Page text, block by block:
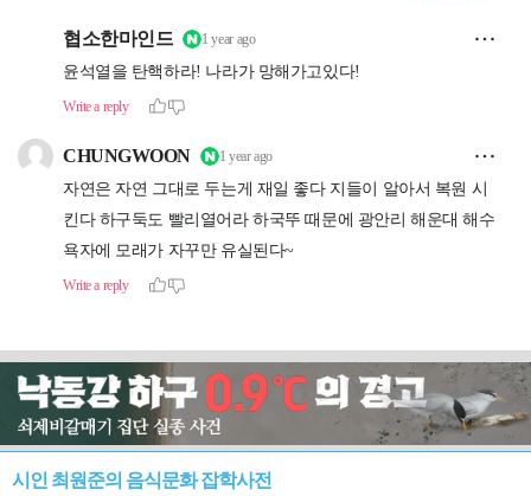
시인 최원준의 음식문화 잡학사전